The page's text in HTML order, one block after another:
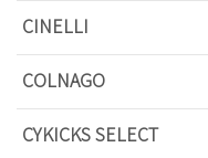
CINELLI
COLNAGO
CYKICKS SELECT